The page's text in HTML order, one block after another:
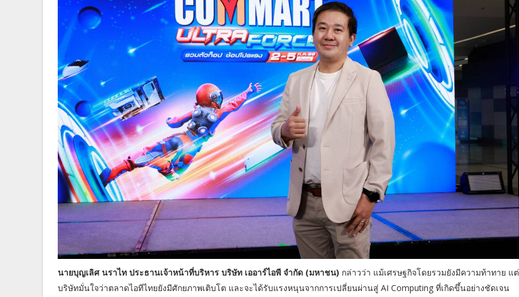
นายบุญเลิศ นราไท ประธานเจ้าหน้าที่บริหาร บริษัท เออาร์ไอพี จำกัด (มหาชน) กล่าวว่า แม้เศรษฐกิจโดยรวมยังมีความท้าทาย แต่
บริษัทมั่นใจว่าตลาดไอทีไทยยังมีศักยภาพเติบโต และจะได้รับแรงหนุนจากการเปลี่ยนผ่านสู่ AI Computing ที่เกิดขึ้นอย่างชัดเจน